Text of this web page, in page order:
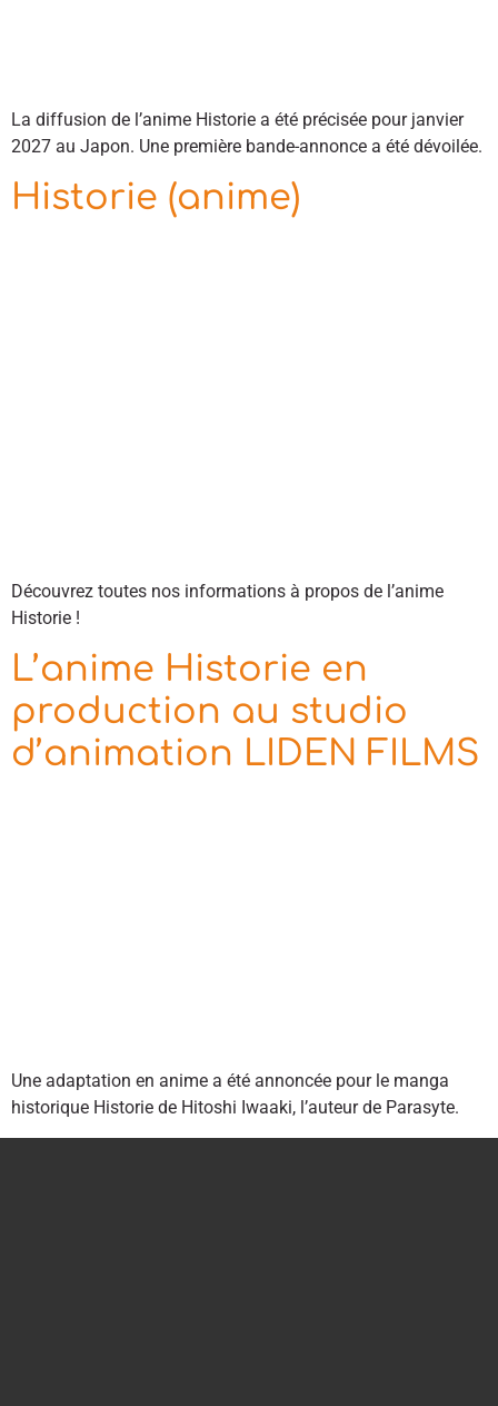
La diffusion de l’anime Historie a été précisée pour janvier
2027 au Japon. Une première bande-annonce a été dévoilée.
Historie (anime)
Découvrez toutes nos informations à propos de l’anime
Historie !
L’anime Historie en
production au studio
d’animation LIDEN FILMS
Une adaptation en anime a été annoncée pour le manga
historique Historie de Hitoshi Iwaaki, l’auteur de Parasyte.